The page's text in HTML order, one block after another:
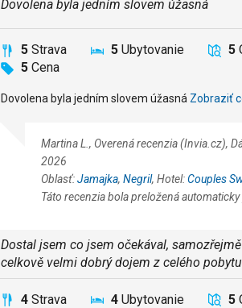
Dovolena byla jedním slovem úžasná
5 Strava 5 Ubytovanie 5
5 Cena
Dovolena byla jedním slovem úžasná Zobraziť
Martina L., Overená recenzia (Invia.cz),
2026
Oblasť:Jamajka, Negril, Hotel:Couples
Táto recenzia bola preložená
Dostal jsem co jsem očekával,
celkově velmi dobrý dojem z celého
4 Strava 4 Ubytovanie 5